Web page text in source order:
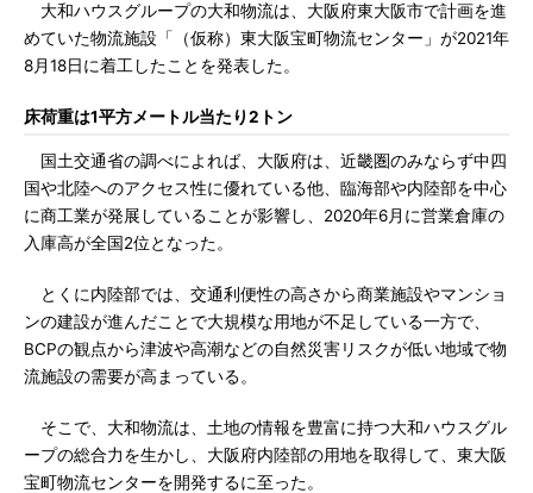
大和ハウスグループの大和物流は、大阪府東大阪市で計画を進
めていた物流施設「（仮称）東大阪宝町物流センター」が2021年
8月18日に着工したことを発表した。
床荷重は1平方メートル当たり2トン
国土交通省の調べによれば、大阪府は、近畿圏のみならず中四
国や北陸へのアクセス性に優れている他、臨海部や内陸部を中心
に商工業が発展していることが影響し、2020年6月に営業倉庫の
入庫高が全国2位となった。
とくに内陸部では、交通利便性の高さから商業施設やマンショ
ンの建設が進んだことで大規模な用地が不足している一方で、
BCPの観点から津波や高潮などの自然災害リスクが低い地域で物
流施設の需要が高まっている。
そこで、大和物流は、土地の情報を豊富に持つ大和ハウスグル
ープの総合力を生かし、大阪府内陸部の用地を取得して、東大阪
宝町物流センターを開発するに至った。